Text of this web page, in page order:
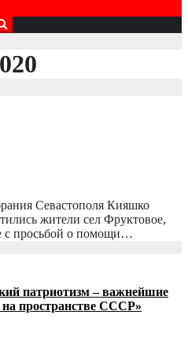
Севастополя Кияшко
жители сел Фруктовое,
с просьбой о помощи…
патриотизм – важнейшие
пространстве СССР»